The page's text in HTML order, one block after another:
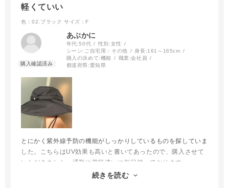
軽くていい
色：02.ブラック サイズ：F
あぶかに
年代:50代 性別:女性
シーン: ご自宅用：その他 身長:161～165cm
購入の決めて:機能 職業:会社員
都道府県:愛知県
とにかく紫外線予防の機能がしっかりしているものを探していま
した。こちらはUV効果も高いと書いてあったので、購入させて
いただきました。通勤や普段遣いに毎日被っております。
とても軽く顎紐も付いているので、風に飛ばされることもなく快
続きを読む